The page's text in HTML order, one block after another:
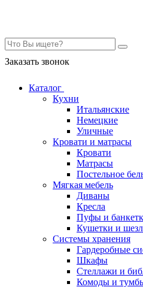
Заказать звонок
Каталог
Кухни
Итальянские
Немецкие
Уличные
Кровати и матрасы
Кровати
Матрасы
Постельное
Мягкая мебель
Диваны
Кресла
Пуфы и
Кушетки и
Системы хранения
Гардеробные
Шкафы
Стеллажи и
Комоды и